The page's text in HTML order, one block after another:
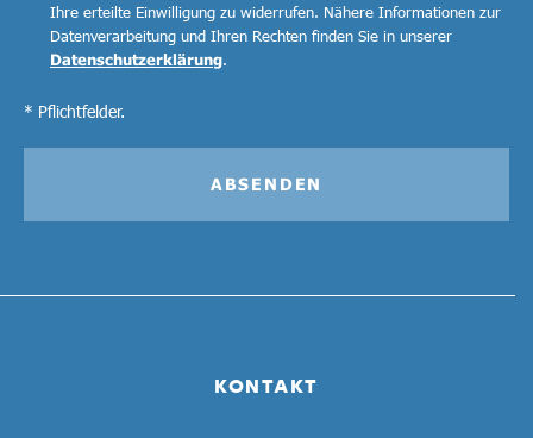
KONTAKT
Ihre erteilte Einwilligung zu widerrufen. Nähere Informationen zur
Datenverarbeitung und Ihren Rechten finden Sie in unserer
Datenschutzerklärung.
* Pflichtfelder.
ABSENDEN